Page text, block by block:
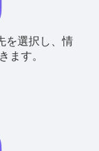
を選択し、情
ます。